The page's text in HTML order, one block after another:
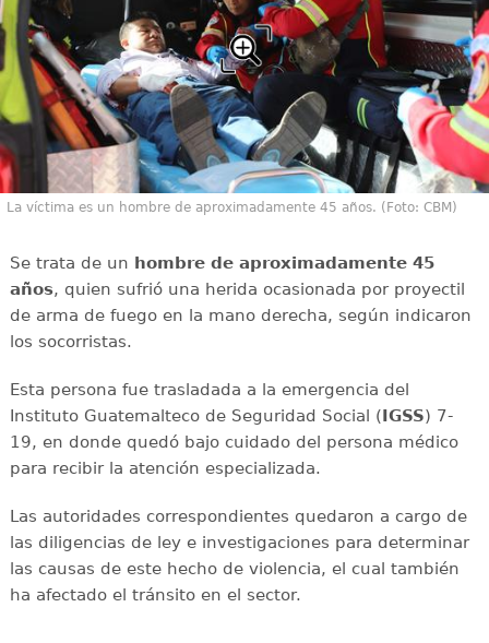
La víctima es un hombre de aproximadamente 45 años. (Foto: CBM)
Se trata de un hombre de aproximadamente 45
años, quien sufrió una herida ocasionada por proyectil
de arma de fuego en la mano derecha, según indicaron
los socorristas.
Esta persona fue trasladada a la emergencia del
Instituto Guatemalteco de Seguridad Social (IGSS) 7-
19, en donde quedó bajo cuidado del persona médico
para recibir la atención especializada.
Las autoridades correspondientes quedaron a cargo de
las diligencias de ley e investigaciones para determinar
las causas de este hecho de violencia, el cual también
ha afectado el tránsito en el sector.